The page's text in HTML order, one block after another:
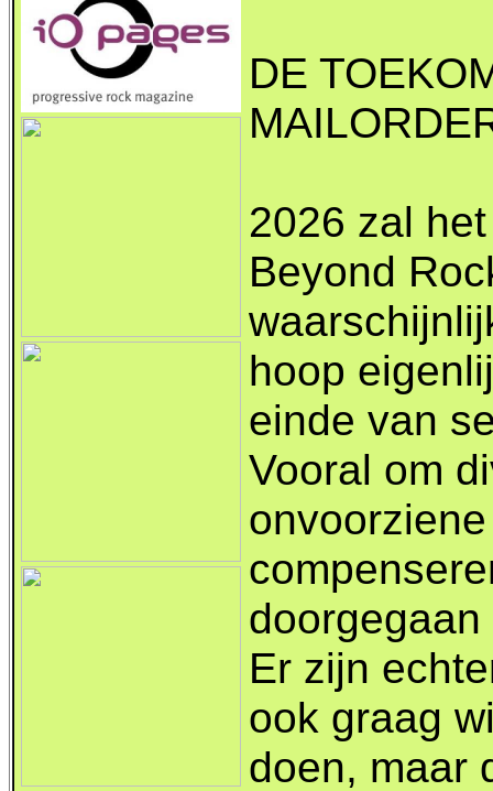
DE
2026 zal
Beyond
hoop
einde van
Vooral om
Er zijn
ook graag
doen, maar